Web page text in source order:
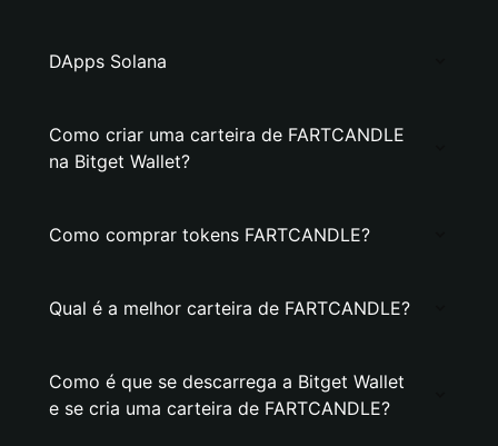
DApps Solana
Como criar uma carteira de FARTCANDLE
na Bitget Wallet?
Como comprar tokens FARTCANDLE?
Qual é a melhor carteira de FARTCANDLE?
Como é que se descarrega a Bitget Wallet
e se cria uma carteira de FARTCANDLE?